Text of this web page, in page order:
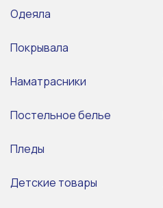
Одеяла
Покрывала
Наматрасники
Постельное белье
Пледы
Детские товары